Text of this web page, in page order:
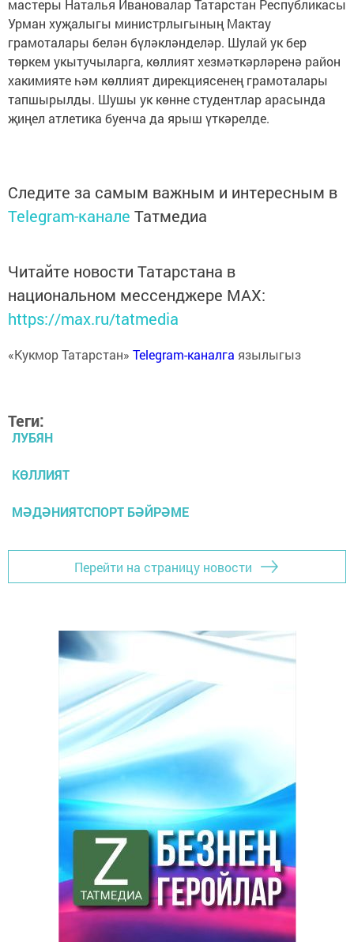
мастеры Наталья Ивановалар Татарстан Республикасы
Урман хуҗалыгы министрлыгының Мактау
грамоталары белән бүләкләнделәр. Шулай ук бер
төркем укытучыларга, көллият хезмәткәрләренә район
хакимияте һәм көллият дирекциясенең грамоталары
тапшырылды. Шушы ук көнне студентлар арасында
җиңел атлетика буенча да ярыш үткәрелде.
Следите за самым важным и интересным в
Telegram-канале Татмедиа
Читайте новости Татарстана в
национальном мессенджере MАХ:
https://max.ru/tatmedia
«Кукмор Татарстан» Telegram-каналга язылыгыз
Теги:
ЛУБЯН
КӨЛЛИЯТ
МӘДӘНИЯТСПОРТ БӘЙРӘМЕ
Перейти на страницу новости